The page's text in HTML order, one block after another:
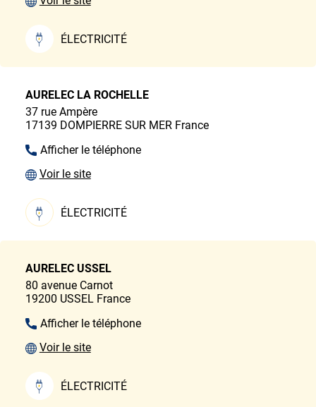
ÉLECTRICITÉ
AURELEC LA ROCHELLE
37 rue Ampère
17139 DOMPIERRE SUR MER France
Afficher le téléphone
Voir le site
ÉLECTRICITÉ
AURELEC USSEL
80 avenue Carnot
19200 USSEL France
Afficher le téléphone
Voir le site
ÉLECTRICITÉ